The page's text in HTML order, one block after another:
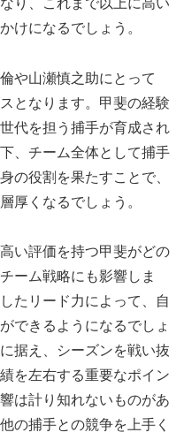
けになるでしょう。
や山瀬慎之助にとって
となります。甲斐の経験
代を担う捕手が育成され
、チーム全体として捕手
の役割を果たすことで、
厚くなるでしょう。
い評価を持つ甲斐がどの
ーム戦略にも影響しま
たリード力によって、自
できるようになるでしょ
据え、シーズンを戦い抜
を左右する重要なポイン
は計り知れないものがあ
の捕手との競争を上手く